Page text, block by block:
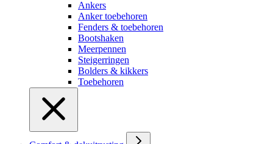
Ankers
Anker toebehoren
Fenders & toebehoren
Bootshaken
Meerpennen
Steigerringen
Bolders & kikkers
Toebehoren